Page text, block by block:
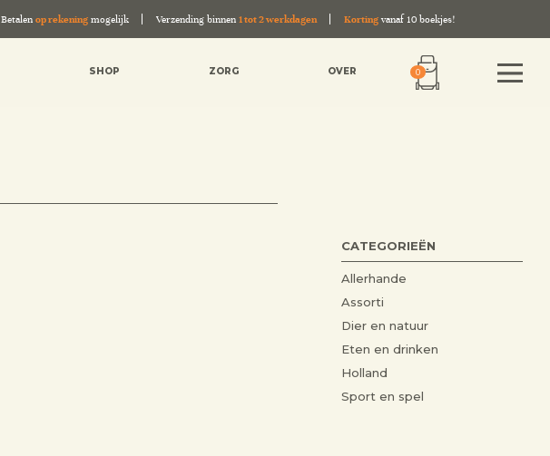
Betalen op rekening mogelijk Verzending binnen 1 tot 2 werkdagen Kortingvanaf 10 boekjes!
SHOP ZORG OVER 0
CATEGORIEËN
Allerhande
Assorti
Dier en natuur
Eten en drinken
Holland
Sport en spel